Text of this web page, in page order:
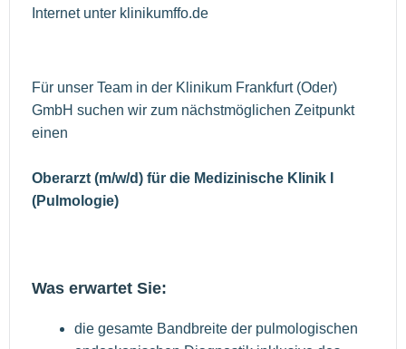
Internet unter klinikumffo.de
Für unser Team in der Klinikum Frankfurt (Oder)
GmbH suchen wir zum nächstmöglichen Zeitpunkt
einen
Oberarzt (m/w/d) für die Medizinische Klinik I
(Pulmologie)
Was erwartet Sie:
die gesamte Bandbreite der pulmologischen